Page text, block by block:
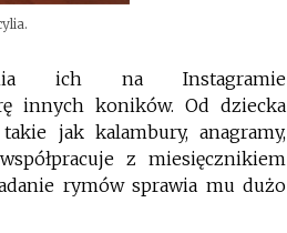
ich na Instagramie
innych koników. Od dziecka
jak kalambury, anagramy,
z miesięcznikiem
rymów sprawia mu dużo